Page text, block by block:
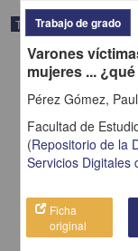
Trabajo de grado
Trabajo de grado
Varones
mujeres ...
Pérez Gómez,
Facultad de
(Repositorio de la
Servicios Digitales
Ficha
original